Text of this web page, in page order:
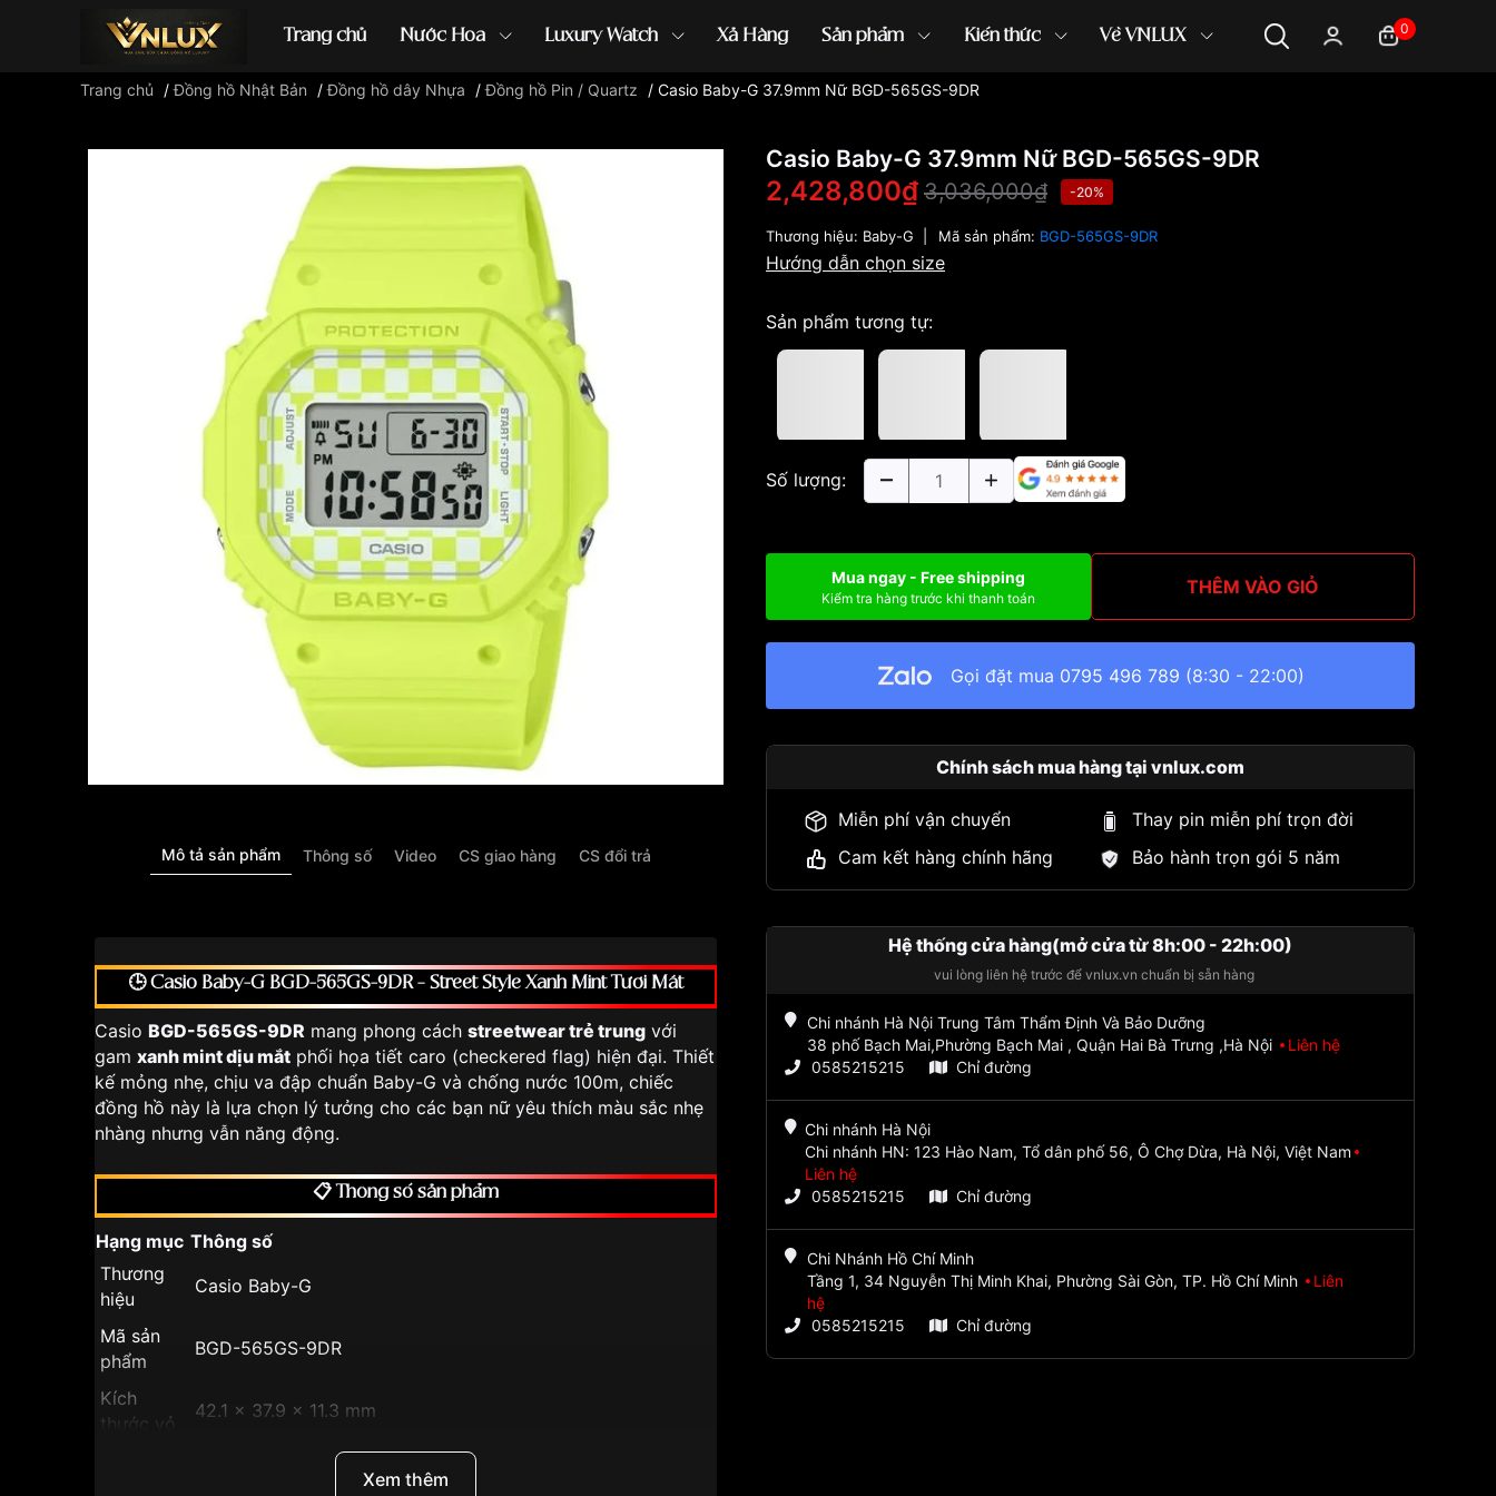
Trang chủ Nước Hoa Luxury Watch Xả Hàng Sản phẩm Kiến thức Về VNLUX 0
Đồng hồ casio đồng hồ G-Shock đồng hồ Orient ...
Trang chủ /Đồng hồ Nhật Bản /Đồng hồ dây Nhựa /Đồng hồ Pin / Quartz / Casio Baby-G 37.9mm Nữ BGD-565GS-9DR
Mô tả sản phẩm Thông số Video CS giao hàng CS đổi trả
🕒 Casio Baby-G BGD-565GS-9DR – Street Style Xanh Mint Tươi Mát
Casio BGD-565GS-9DR mang phong cách streetwear trẻ trung với
gam xanh mint dịu mắt phối họa tiết caro (checkered flag) hiện đại. Thiết
kế mỏng nhẹ, chịu va đập chuẩn Baby-G và chống nước 100m, chiếc
đồng hồ này là lựa chọn lý tưởng cho các bạn nữ yêu thích màu sắc nhẹ
nhàng nhưng vẫn năng động.
📋 Thông số sản phẩm
Hạng mục Thông số
Thương
hiệu
Casio Baby-G
Mã sản
phẩm
BGD-565GS-9DR
Kích
thước vỏ
42.1 × 37.9 × 11.3 mm
Xem thêm
Casio Baby-G 37.9mm Nữ BGD-565GS-9DR
2,428,800₫ 3,036,000₫ -20%
Thương hiệu: Baby-G Mã sản phẩm: BGD-565GS-9DR
Hướng dẫn chọn size
Sản phẩm tương tự:
Số lượng:
Mua ngay - Free shipping
Kiểm tra hàng trước khi thanh toán THÊM VÀO GIỎ
Gọi đặt mua 0795 496 789 (8:30 - 22:00)
Chính sách mua hàng tại vnlux.com
Miễn phí vận chuyển
Thay pin miễn phí trọn đời
Cam kết hàng chính hãng
Bảo hành trọn gói 5 năm
Hệ thống cửa hàng(mở cửa từ 8h:00 - 22h:00)
vui lòng liên hệ trước để vnlux.vn chuẩn bị sẵn hàng
Chi nhánh Hà Nội Trung Tâm Thẩm Định Và Bảo Dưỡng
38 phố Bạch Mai,Phường Bạch Mai , Quận Hai Bà Trưng ,Hà Nội
Liên hệ
0585215215
Chỉ đường
Chi nhánh Hà Nội
Chi nhánh HN: 123 Hào Nam, Tổ dân phố 56, Ô Chợ Dừa, Hà Nội, Việt Nam
Liên hệ
0585215215
Chỉ đường
Chi Nhánh Hồ Chí Minh
Tầng 1, 34 Nguyễn Thị Minh Khai, Phường Sài Gòn, TP. Hồ Chí Minh
Liên
hệ
0585215215
Chỉ đường